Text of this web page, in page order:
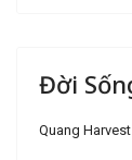
Đời
Quang Harvest